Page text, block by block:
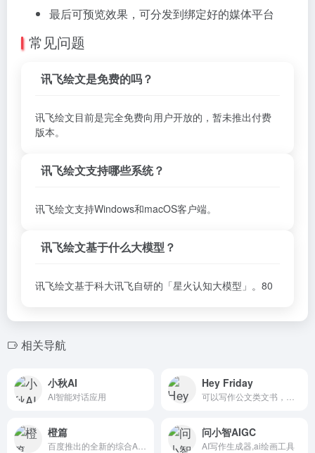
最后可预览效果，可分发到绑定好的媒体平台
常见问题
讯飞绘文是免费的吗？
讯飞绘文目前是完全免费向用户开放的，暂未推出付费
版本。
讯飞绘文支持哪些系统？
讯飞绘文支持Windows和macOS客户端。
讯飞绘文基于什么大模型？
讯飞绘文基于科大讯飞自研的「星火认知大模型」。80
相关导航
小秋AI
AI智能对话应用
Hey Friday
橙篇 问小智AIGC
AI写作生成器,ai绘画工具